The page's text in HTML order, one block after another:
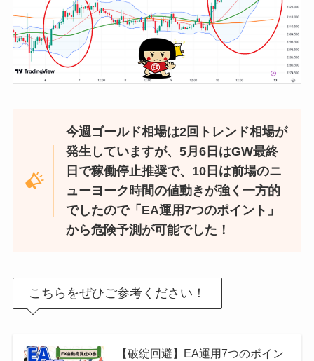
今週ゴールド相場は2回トレンド相場が
発生していますが、5月6日はGW最終
日で稼働停止推奨で、10日は前場のニ
ューヨーク時間の値動きが強く一方的
でしたので「EA運用7つのポイント」
から危険予測が可能でした！
こちらをぜひご参考ください！
【破綻回避】EA運用7つのポイン